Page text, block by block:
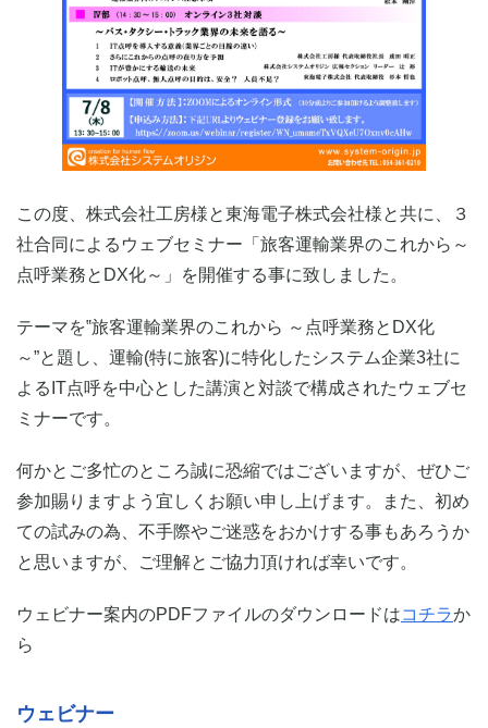
この度、株式会社工房様と東海電子株式会社様と共に、３
社合同によるウェブセミナー「旅客運輸業界のこれから～
点呼業務とDX化～」を開催する事に致しました。
テーマを‟旅客運輸業界のこれから ～点呼業務とDX化
～”と題し、運輸(特に旅客)に特化したシステム企業3社に
よるIT点呼を中心とした講演と対談で構成されたウェブセ
ミナーです。
何かとご多忙のところ誠に恐縮ではございますが、ぜひご
参加賜りますよう宜しくお願い申し上げます。また、初め
ての試みの為、不手際やご迷惑をおかけする事もあろうか
と思いますが、ご理解とご協力頂ければ幸いです。
ウェビナー案内のPDFファイルのダウンロードはコチラか
ら
ウェビナー